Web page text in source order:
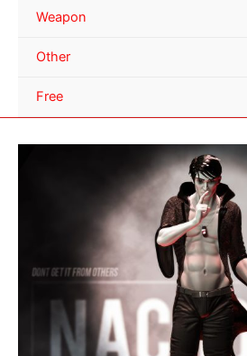
Weapon
Other
Free